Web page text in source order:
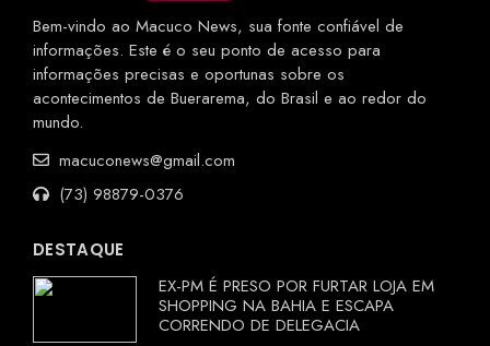
Bem-vindo ao Macuco News, sua fonte confiável de
informações. Este é o seu ponto de acesso para
informações precisas e oportunas sobre os
acontecimentos de Buerarema, do Brasil e ao redor do
mundo.
macuconews@gmail.com
(73) 98879-0376
DESTAQUE
EX-PM É PRESO POR FURTAR LOJA EM
SHOPPING NA BAHIA E ESCAPA
CORRENDO DE DELEGACIA